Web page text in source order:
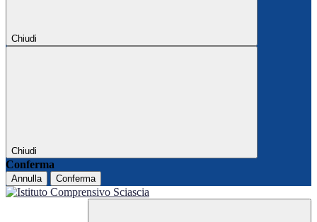
Chiudi
Chiudi
Conferma
Annulla Conferma